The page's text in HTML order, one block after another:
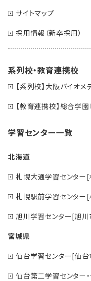
サイトマップ
採用情報（新卒採用）
系列校・教育連携校
【系列校】大阪バイオ
【教育連携校】総合学
学習センター一覧
北海道
札幌大通学習センター
札幌駅前学習センター
旭川学習センター[旭
宮城県
仙台学習センター[仙
仙台第二学習センター